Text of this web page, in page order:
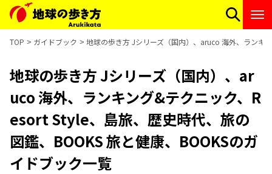
TOP ガイドブック 地球の歩き方 Jシリーズ（国内）、aruco 海外、ランキ
地球の歩き方 Jシリーズ（国内）、ar
uco 海外、ランキング&テクニック、R
esort Style、島旅、歴史時代、旅の
図鑑、BOOKS 旅と健康、BOOKSのガ
イドブック一覧